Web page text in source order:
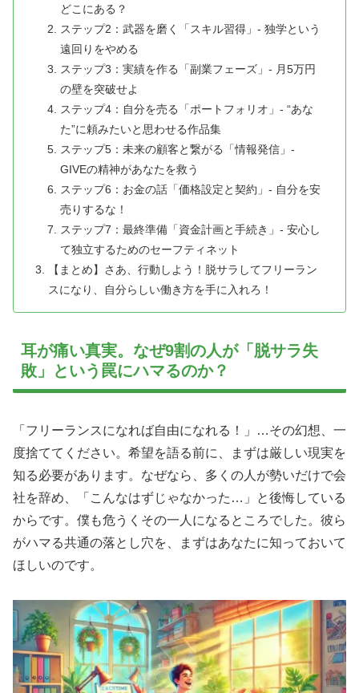
どこにある？
ステップ2：武器を磨く「スキル習得」- 独学という
遠回りをやめる
ステップ3：実績を作る「副業フェーズ」- 月5万円
の壁を突破せよ
ステップ4：自分を売る「ポートフォリオ」- “あな
た”に頼みたいと思わせる作品集
ステップ5：未来の顧客と繋がる「情報発信」-
GIVEの精神があなたを救う
ステップ6：お金の話「価格設定と契約」- 自分を安
売りするな！
ステップ7：最終準備「資金計画と手続き」- 安心し
て独立するためのセーフティネット
【まとめ】さあ、行動しよう！脱サラしてフリーラン
スになり、自分らしい働き方を手に入れろ！
耳が痛い真実。なぜ9割の人が「脱サラ失
敗」という罠にハマるのか？
「フリーランスになれば自由になれる！」…その幻想、一
度捨ててください。希望を語る前に、まずは厳しい現実を
知る必要があります。なぜなら、多くの人が勢いだけで会
社を辞め、「こんなはずじゃなかった…」と後悔している
からです。僕も危うくその一人になるところでした。彼ら
がハマる共通の落とし穴を、まずはあなたに知っておいて
ほしいのです。